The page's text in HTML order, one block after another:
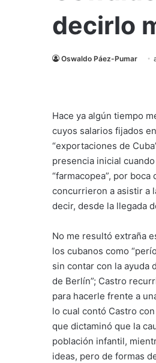
decirlo
Oswaldo Páez-Pumar
Hace ya algún tiempo
cuyos salarios fijados
“exportaciones de
presencia inicial
“farmacopea”, por
concurrieron a asistir a
decir, desde la llegada
No me resultó extraña
los cubanos como
sin contar con la ayuda
de Berlín”; Castro
para hacerle frente a
lo cual contó Castro
que dictaminó que la
población infantil,
ideas, pero de formas